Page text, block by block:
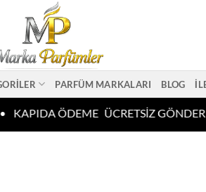
PARFÜM MARKALARI BLOG
KAPIDA ÖDEME ÜCRETSİZ